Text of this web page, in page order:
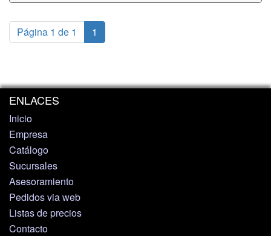
Página 1 de 1 1
ENLACES
Inicio
Empresa
Catálogo
Sucursales
Asesoramiento
Pedidos via web
Listas de precios
Contacto